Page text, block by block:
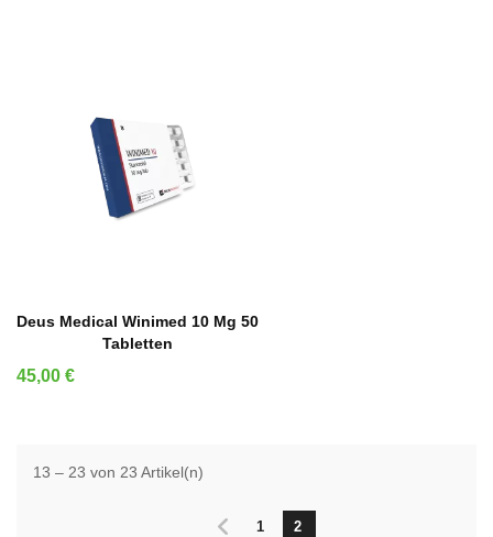
IN DEN WARENKORB
Deus Medical Winimed 10 Mg 50
Tabletten
Preis
45,00 €
13 – 23 von 23 Artikel(n)
1 2